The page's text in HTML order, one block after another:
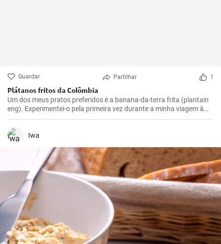
Guardar Partilhar 1
Plátanos fritos da Colômbia
Um dos meus pratos preferidos é a banana-da-terra frita (plantain
eng). Experimentei-o pela primeira vez durante a minha viagem à
Colômbia e achei-o absolutamente delicioso. Agora preparo-o com
muita frequência porque é simples mas incrivelmente saboroso. Os
plátanos são uma verdadeira delícia quando preparados
plátanos fritos na perfeição.
Iwa